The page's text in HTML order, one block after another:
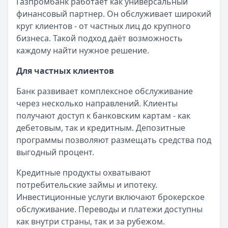
Альфа-Банк— Вторичное жилье
Рейтинг:4.9
Т-Банк— Новостройка
Рейтинг:4.6
Альфа-Банк— Готовый дом без господдержки
Рейтинг:
— Комбо-ипотека для семей с детьми
Рейтинг: 4.6
Альфа-Банк— Новостройка
Рейтинг:4.9
ДОМ.РФ Банк— Семейная ипотека
Рейтинг:4.8
Все ипотечные программы
Газпромбанк— Накопительный счет
Рейтинг:4.6
Т-Банк— Накопительный счет
Рейтинг:4.6
Газпромбанк— Ежедневный процент
Цифровая трансформация
Технологические инновации кардинально
изменили банковскую сферу за последние годы.
Газпромбанк инвестирует значительные
средства в IT-инфраструктуру. Мобильные
приложения постоянно совершенствуются и
получают новый функционал.
Искусственный интеллект автоматизирует
рутинные операции. Технологии блокчейн
повышают безопасность финансовых
транзакций. Биометрия упрощает процедуры
идентификации клиентов. Все это делает
банковские услуги более удобными и
доступными.
Социальные инициативы
Читать статью
Все статьи
финансовый партнер. Он обслуживает широкий
круг клиентов - от частных лиц до крупного
бизнеса. Такой подход даёт возможность
каждому найти нужное решение.
Для частных клиентов
Банк развивает комплексное обслуживание
через несколько направлений. Клиенты
получают доступ к банковским картам - как
дебетовым, так и кредитным. Депозитные
программы позволяют размещать средства под
выгодный процент.
Кредитные продукты охватывают
потребительские займы и ипотеку.
Инвестиционные услуги включают брокерское
обслуживание. Переводы и платежи доступны
как внутри страны, так и за рубежом.